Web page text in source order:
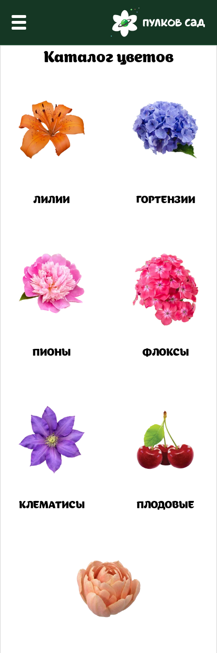
Каталог цветов
ЛИЛИИ ГОРТЕНЗИИ
ПИОНЫ ФЛОКСЫ
КЛЕМАТИСЫ ПЛОДОВЫЕ